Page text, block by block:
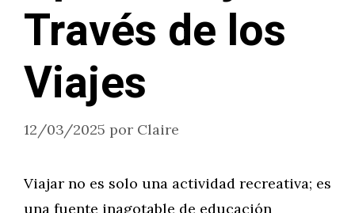
Través de los
Viajes
12/03/2025 por Claire
Viajar no es solo una actividad recreativa; es
una fuente inagotable de educación